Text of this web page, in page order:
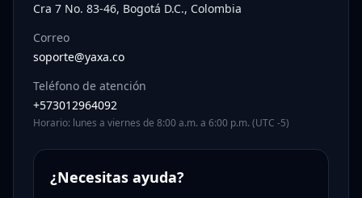
Cra 7 No. 83-46, Bogotá D.C., Colombia
Correo
soporte@yaxa.co
Teléfono de atención
+573012964092
Horario: lunes a viernes de 8:00 a.m. a 6:00 p.m. (UTC -5)
¿Necesitas ayuda?